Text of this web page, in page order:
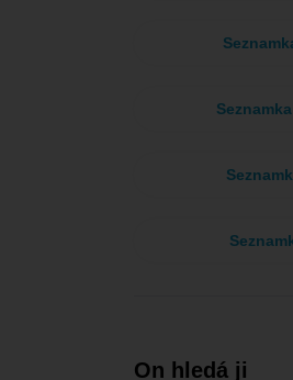
On hledá ji